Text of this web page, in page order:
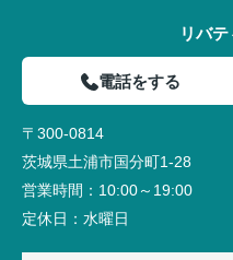
リバ
電話をする
〒300-0814
茨城県土浦市国分町1-28
営業時間： 10:00～19:00
定休日： 水曜日